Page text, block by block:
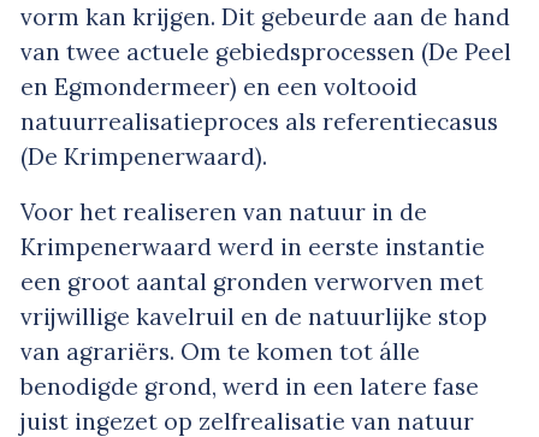
vorm kan krijgen. Dit gebeurde aan de hand
van twee actuele gebiedsprocessen (De Peel
en Egmondermeer) en een voltooid
natuurrealisatieproces als referentiecasus
(De Krimpenerwaard).
Voor het realiseren van natuur in de
Krimpenerwaard werd in eerste instantie
een groot aantal gronden verworven met
vrijwillige kavelruil en de natuurlijke stop
van agrariërs. Om te komen tot álle
benodigde grond, werd in een latere fase
juist ingezet op zelfrealisatie van natuur